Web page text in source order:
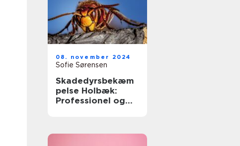
08. november 2024
Sofie Sørensen
Skadedyrsbekæm
pelse Holbæk:
Professionel og